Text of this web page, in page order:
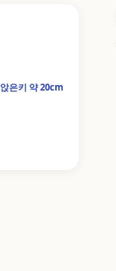
앉은키 약 20cm